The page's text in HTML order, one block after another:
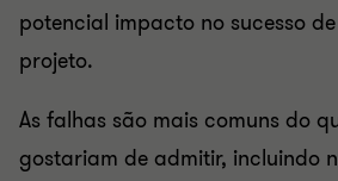
potencial impacto no sucesso
projeto.
As falhas são mais comuns do
gostariam de admitir, incluindo